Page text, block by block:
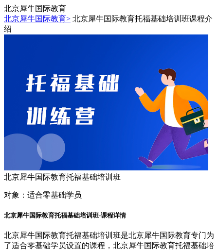
北京犀牛国际教育
北京犀牛国际教育> 北京犀牛国际教育托福基础培训班课程介
绍
北京犀牛国际教育托福基础培训班
对象： 适合零基础学员
北京犀牛国际教育托福基础培训班-课程详情
北京犀牛国际教育托福基础培训班是北京犀牛国际教育专门为
了适合零基础学员设置的课程，北京犀牛国际教育托福基础培